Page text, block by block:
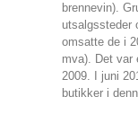
brennevin).
utsalgssteder
omsatte de i
mva). Det var
2009. I juni
butikker i